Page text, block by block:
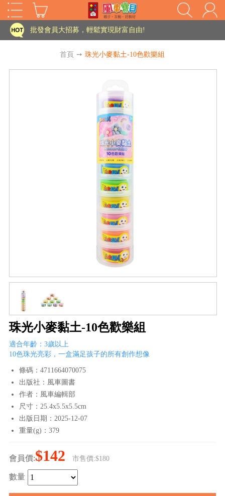
家長樂了!「風車書版集團暨FOOD超人企業總部」目前正興建中!
批發會員大招募，輕鬆實現財富自由!
老師您好!!幼教會員火熱招募中~
海外購物免煩惱！點我查看『海外購物流程說明』
批發會員大招募，輕鬆實現財富自由!
老師您好!!幼教會員火熱招募中~
海外購物免煩惱！點我查看『海外購物流程說明』
首頁 ➙ 珠光小麥黏土-10色歡樂組
珠光小麥黏土-10色歡樂組
適合年齡：3歲以上
10色珠光亮彩，一盒滿足孩子的所有創作想像
條碼：4711664070075
出版社：風車圖書
作者：風車編輯部
尺寸：25.4x5.5x5.5cm
出版日期：2025-12-07
重量(g)：379
會員價:$142 市售價:$180
數量